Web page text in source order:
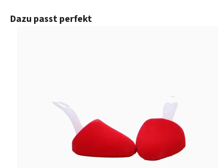
Produktgalerie überspringen
Dazu passt perfekt